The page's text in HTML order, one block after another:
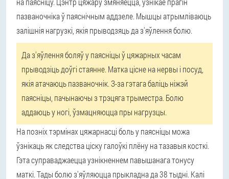
пазваночніка ў паяснічным аддзеле. Мышцы атрымліваюць
залішнія нагрузкі, якія прыводзяць да з'яўлення болю.
Да з'яўлення боляў у паясніцы ў цяжарных часам
прыводзіць доўгі стаянне. Матка цісне на нервы і посуд,
якія атачаюць пазваночнік. З-за гэтага баліць ніжэй
паясніцы, пачынаючы з трэцяга трыместра. Болю
аддаюць у ногі, ўзмацняюцца пры нагрузцы.
На позніх тэрмінах цяжарнасці боль у паясніцы можа
ўзнікаць як следства ціску галоўкі плёну на тазавыя косткі.
Гэта суправаджаецца узнікненнем павышанага тонусу
маткі. Тады болю з'яўляюцца прыкладна да 38 тыдні. Калі